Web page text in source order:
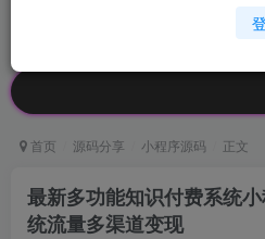
公告：
首页 源码分享 小程序源码 正文
最新多功能知识付费系统
统流量多渠道变现